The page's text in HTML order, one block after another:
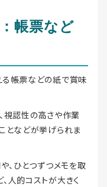
帳票など
帳票などの紙で賞味
視認性の高さや作業
となどが挙げられま
、ひとつずつメモを取
人的コストが大きく